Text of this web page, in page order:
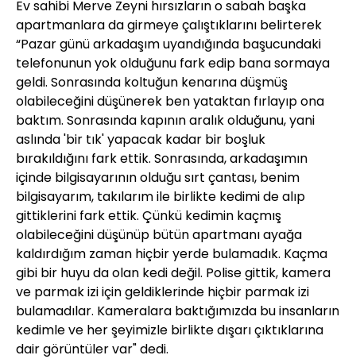
Ev sahibi Merve Zeyni hırsızların o sabah başka
apartmanlara da girmeye çalıştıklarını belirterek
“Pazar günü arkadaşım uyandığında başucundaki
telefonunun yok olduğunu fark edip bana sormaya
geldi. Sonrasında koltuğun kenarına düşmüş
olabileceğini düşünerek ben yataktan fırlayıp ona
baktım. Sonrasında kapının aralık olduğunu, yani
aslında 'bir tık' yapacak kadar bir boşluk
bırakıldığını fark ettik. Sonrasında, arkadaşımın
içinde bilgisayarının olduğu sırt çantası, benim
bilgisayarım, takılarım ile birlikte kedimi de alıp
gittiklerini fark ettik. Çünkü kedimin kaçmış
olabileceğini düşünüp bütün apartmanı ayağa
kaldırdığım zaman hiçbir yerde bulamadık. Kaçma
gibi bir huyu da olan kedi değil. Polise gittik, kamera
ve parmak izi için geldiklerinde hiçbir parmak izi
bulamadılar. Kameralara baktığımızda bu insanların
kedimle ve her şeyimizle birlikte dışarı çıktıklarına
dair görüntüler var" dedi.